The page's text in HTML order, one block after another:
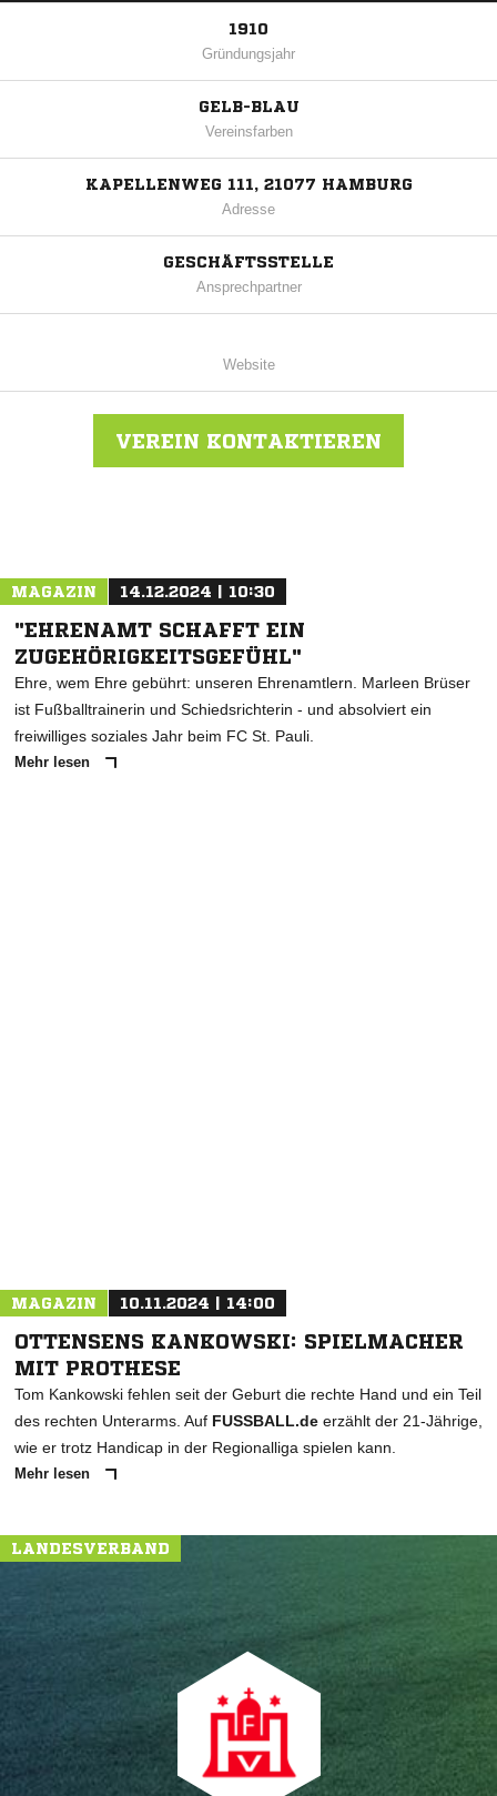
1910
Gründungsjahr
GELB-BLAU
Vereinsfarben
KAPELLENWEG 111, 21077 HAMBURG
Adresse
GESCHÄFTSSTELLE
Ansprechpartner
Website
VEREIN KONTAKTIEREN
MAGAZIN 14.12.2024 | 10:30
"EHRENAMT SCHAFFT EIN
ZUGEHÖRIGKEITSGEFÜHL"
Ehre, wem Ehre gebührt: unseren Ehrenamtlern. Marleen Brüser
ist Fußballtrainerin und Schiedsrichterin - und absolviert ein
freiwilliges soziales Jahr beim FC St. Pauli.
Mehr lesen
MAGAZIN 10.11.2024 | 14:00
OTTENSENS KANKOWSKI: SPIELMACHER
MIT PROTHESE
Tom Kankowski fehlen seit der Geburt die rechte Hand und ein Teil
des rechten Unterarms. Auf FUSSBALL.de erzählt der 21-Jährige,
wie er trotz Handicap in der Regionalliga spielen kann.
Mehr lesen
LANDESVERBAND